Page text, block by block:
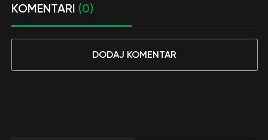
KOMENTARI (0)
DODAJ KOMENTAR